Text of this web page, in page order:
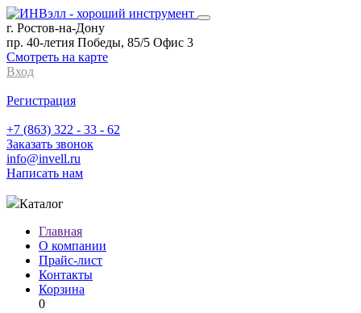
г. Ростов-на-Дону
пр. 40-летия Победы, 85/5 Офис 3
Смотреть на карте
Вход
Регистрация
+7 (863) 322 - 33 - 62
Заказать звонок
info@invell.ru
Написать нам
Каталог
Главная
О компании
Прайс-лист
Контакты
Корзина
0